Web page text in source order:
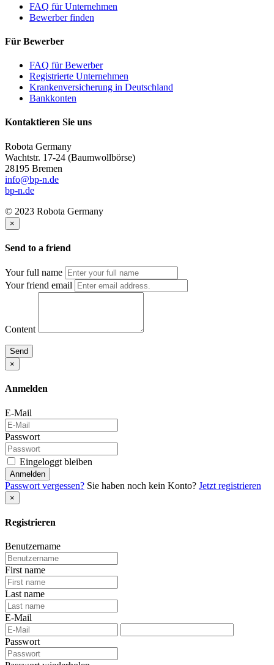
FAQ für Unternehmen
Bewerber finden
Für Bewerber
FAQ für Bewerber
Registrierte Unternehmen
Krankenversicherung in Deutschland
Bankkonten
Kontaktieren Sie uns
Robota Germany
Wachtstr. 17-24 (Baumwollbörse)
28195 Bremen
info@bp-n.de
bp-n.de
© 2023 Robota Germany
×
Send to a friend
Your full name
Your friend email
Content
Send
×
Anmelden
E-Mail
Passwort
Eingeloggt bleiben
Anmelden
Passwort vergessen? Sie haben noch kein Konto? Jetzt registrieren
×
Registrieren
Benutzername
First name
Last name
E-Mail
Passwort